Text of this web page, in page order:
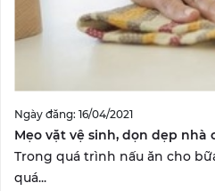
Ngày đăng: 16/04/2021
Mẹo vặt vệ sinh, dọn dẹp nhà
Trong quá trình nấu ăn cho
quá...